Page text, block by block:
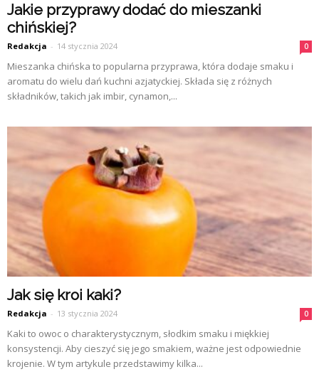
Jakie przyprawy dodać do mieszanki
chińskiej?
Redakcja - 14 stycznia 2024 0
Mieszanka chińska to popularna przyprawa, która dodaje smaku i
aromatu do wielu dań kuchni azjatyckiej. Składa się z różnych
składników, takich jak imbir, cynamon,...
Jak się kroi kaki?
Redakcja - 13 stycznia 2024 0
Kaki to owoc o charakterystycznym, słodkim smaku i miękkiej
konsystencji. Aby cieszyć się jego smakiem, ważne jest odpowiednie
krojenie. W tym artykule przedstawimy kilka...